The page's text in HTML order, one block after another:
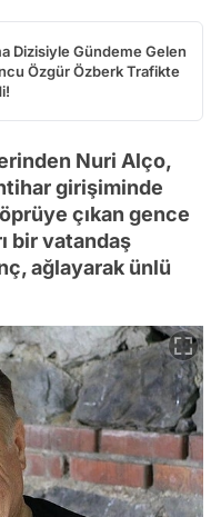
Dizisiyle Gündeme Gelen
Özgür Özberk Trafikte
Nuri Alço,
girişiminde
çıkan gence
bir vatandaş
ağlayarak ünlü